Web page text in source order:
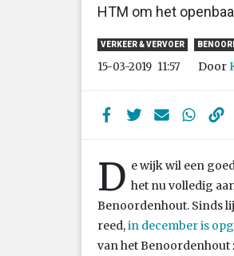
HTM om het
VERKEER & VERVOER
15-03-2019 11:57 Door
D e wijk wil een
het nu volledig
Benoordenhout. Sinds
reed,in december is
van het Benoordenhout